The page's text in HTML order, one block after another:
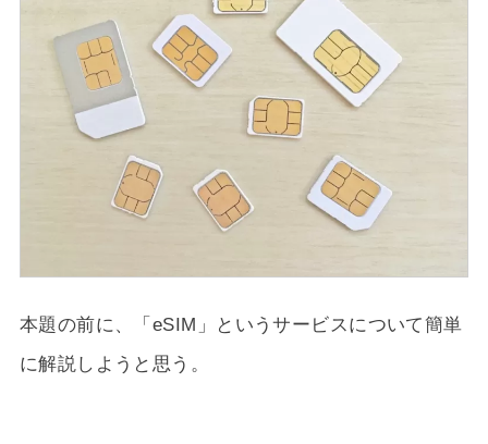
本題の前に、「eSIM」というサービスについて簡単
に解説しようと思う。